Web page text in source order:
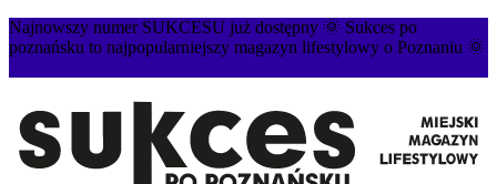
Najnowszy numer SUKCESU już dostępny 🌞 Sukces po
poznańsku to najpopularniejszy magazyn lifestylowy o Poznaniu 🌞